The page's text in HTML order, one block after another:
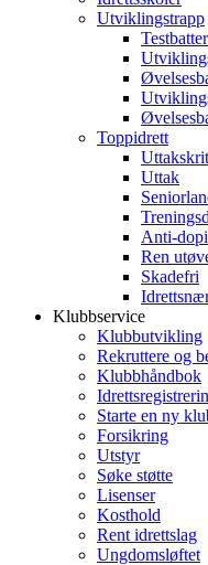
Utviklingstrapp
Toppidrett
Uttak
Anti-
Ren
Skadefri
Klubbservice
Klubbutvikling
Rekruttere og
Klubbhåndbok
Starte en ny
Forsikring
Utstyr
Søke støtte
Lisenser
Kosthold
Rent idrettslag
Ungdomsløftet